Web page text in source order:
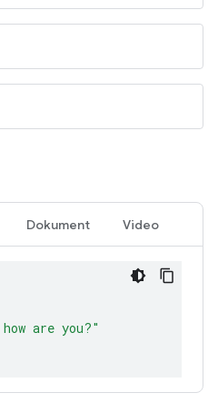
Dokument Video
are you?"